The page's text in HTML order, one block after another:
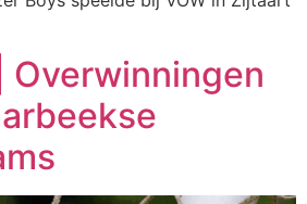
Overwinningen